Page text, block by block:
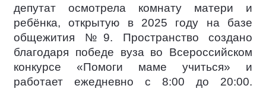
депутат осмотрела комнату матери и
ребёнка, открытую в 2025 году на базе
общежития №9. Пространство создано
благодаря победе вуза во Всероссийском
конкурсе «Помоги маме учиться» и
работает ежедневно с 8:00 до 20:00.